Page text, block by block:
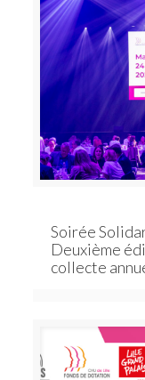
Soirée
Deuxième
collecte